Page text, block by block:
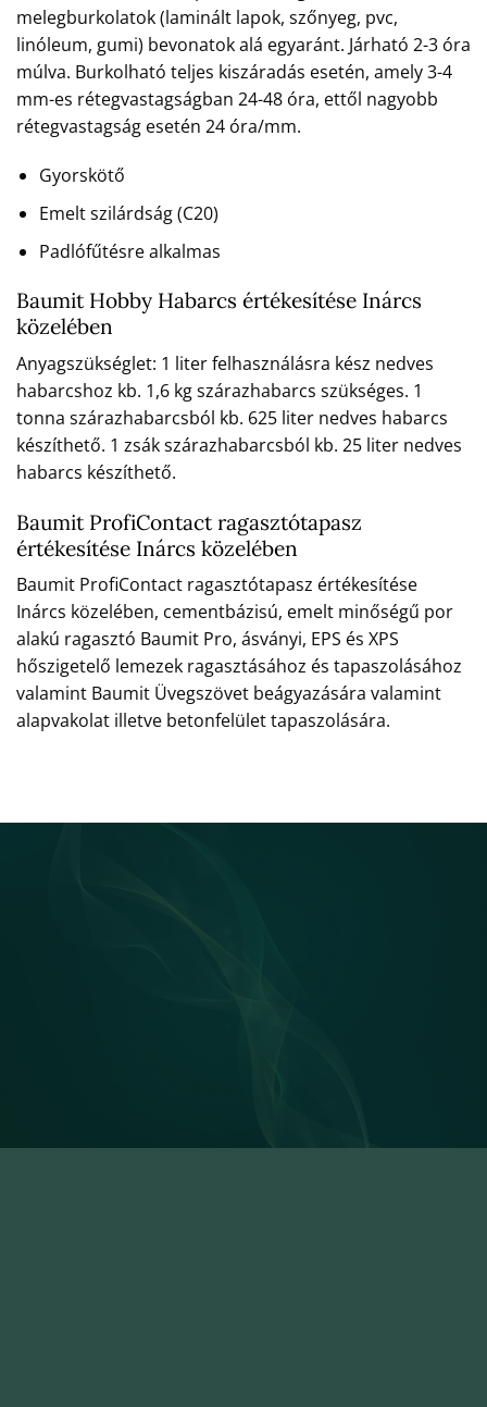
melegburkolatok (laminált lapok, szőnyeg, pvc,
linóleum, gumi) bevonatok alá egyaránt. Járható 2-3 óra
múlva. Burkolható teljes kiszáradás esetén, amely 3-4
mm-es rétegvastagságban 24-48 óra, ettől nagyobb
rétegvastagság esetén 24 óra/mm.
Gyorskötő
Emelt szilárdság (C20)
Padlófűtésre alkalmas
Baumit Hobby Habarcs értékesítése Inárcs
közelében
Anyagszükséglet: 1 liter felhasználásra kész nedves
habarcshoz kb. 1,6 kg szárazhabarcs szükséges. 1
tonna szárazhabarcsból kb. 625 liter nedves habarcs
készíthető. 1 zsák szárazhabarcsból kb. 25 liter nedves
habarcs készíthető.
Baumit ProfiContact ragasztótapasz
értékesítése Inárcs közelében
Baumit ProfiContact ragasztótapasz értékesítése
Inárcs közelében, cementbázisú, emelt minőségű por
alakú ragasztó Baumit Pro, ásványi, EPS és XPS
hőszigetelő lemezek ragasztásához és tapaszolásához
valamint Baumit Üvegszövet beágyazására valamint
alapvakolat illetve betonfelület tapaszolására.